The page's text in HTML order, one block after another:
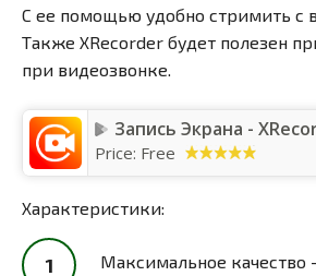
С ее помощью удобно стримить с
Также XRecorder будет полезен
при видеозвонке.
Запись Экрана -
Price: Free
Характеристики:
Максимальное качество